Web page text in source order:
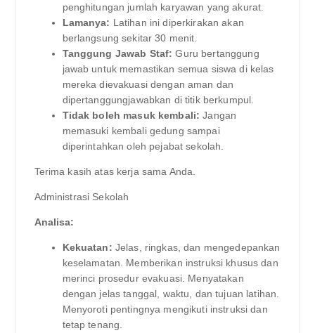
penghitungan jumlah karyawan yang akurat.
Lamanya: Latihan ini diperkirakan akan
berlangsung sekitar 30 menit.
Tanggung Jawab Staf: Guru bertanggung
jawab untuk memastikan semua siswa di kelas
mereka dievakuasi dengan aman dan
dipertanggungjawabkan di titik berkumpul.
Tidak boleh masuk kembali: Jangan
memasuki kembali gedung sampai
diperintahkan oleh pejabat sekolah.
Terima kasih atas kerja sama Anda.
Administrasi Sekolah
Analisa:
Kekuatan: Jelas, ringkas, dan mengedepankan
keselamatan. Memberikan instruksi khusus dan
merinci prosedur evakuasi. Menyatakan
dengan jelas tanggal, waktu, dan tujuan latihan.
Menyoroti pentingnya mengikuti instruksi dan
tetap tenang.